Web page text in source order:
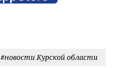
#новости Курской области